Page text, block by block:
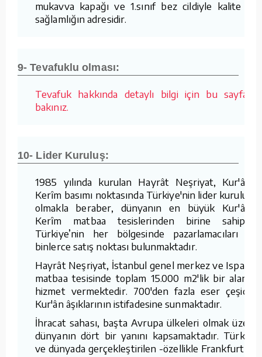
mukavva kapağı ve 1.sınıf bez cildiyle kalite ve
sağlamlığın adresidir.
9- Tevafuklu olması:
Tevafuk hakkında detaylı bilgi için bu sayfaya
bakınız.
10- Lider Kuruluş:
1985 yılında kurulan Hayrât Neşriyat, Kur'ân-ı
Kerîm basımı noktasında Türkiye'nin lider kuruluşu
olmakla beraber, dünyanın en büyük Kur'ân-ı
Kerîm matbaa tesislerinden birine sahiptir.
Türkiye’nin her bölgesinde pazarlamacıları ve
binlerce satış noktası bulunmaktadır.
Hayrât Neşriyat, İstanbul genel merkez ve Isparta
matbaa tesisinde toplam 15.000 m2'lik bir alanda
hizmet vermektedir. 700'den fazla eser çeşidini
Kur'ân âşıklarının istifadesine sunmaktadır.
İhracat sahası, başta Avrupa ülkeleri olmak üzere
dünyanın dört bir yanını kapsamaktadır. Türkiye
ve dünyada gerçekleştirilen -özellikle Frankfurt ve